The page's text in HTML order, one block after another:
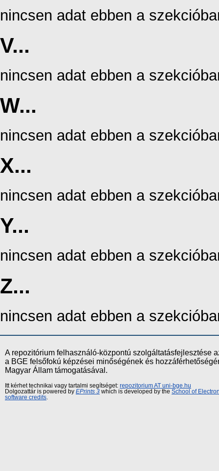
nincsen adat ebben a
V...
nincsen adat ebben a
W...
nincsen adat ebben a
X...
nincsen adat ebben a
Y...
nincsen adat ebben a
Z...
nincsen adat ebben a
A repozitórium felhasználó-központú szolgáltatásfejlesztése
a BGE felsőfokú képzései minőségének és
Magyar Állam támogatásával.
Itt kérhet technikai vagy tartalmi segítséget: repozitorium AT uni-bge.hu
Dolgozattár is powered by EPrints 3 which is developed by the School of
software credits